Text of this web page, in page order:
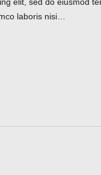
laboris nisi…